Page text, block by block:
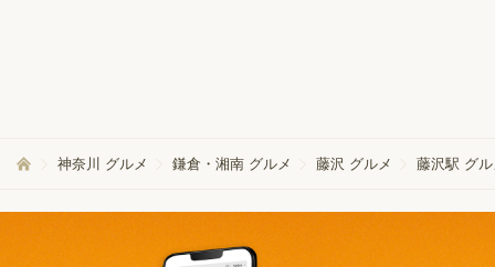
神奈川 グルメ 鎌倉・湘南 グルメ 藤沢 グルメ 藤沢駅 グ